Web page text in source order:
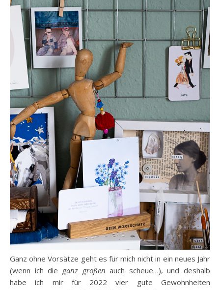
Ganz ohne Vorsätze geht es für mich nicht in ein neues Jahr
(wenn ich die ganz großen auch scheue…), und deshalb
habe ich mir für 2022 vier gute Gewohnheiten